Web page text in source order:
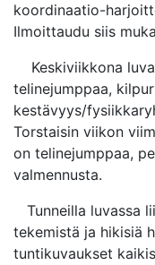
koordinaatio-
Ilmoittaudu siis
Keskiviikkona
telinejumppaa,
kestävyys/
Torstaisin viikon
on telinejumppaa,
valmennusta.
Tunneilla luvassa
tekemistä ja hikisiä
tuntikuvaukset